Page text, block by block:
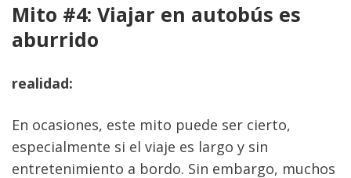
Mito #4: Viajar en autobús es
aburrido
realidad:
En ocasiones, este mito puede ser cierto,
especialmente si el viaje es largo y sin
entretenimiento a bordo. Sin embargo, muchos